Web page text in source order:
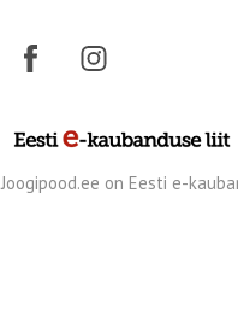
Joogipood.ee on Eesti e-